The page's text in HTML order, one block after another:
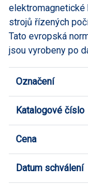
elektromagnetické
strojů řízených
Tato evropská
jsou vyrobeny po
Označení
Katalogové číslo
Cena
Datum schválení